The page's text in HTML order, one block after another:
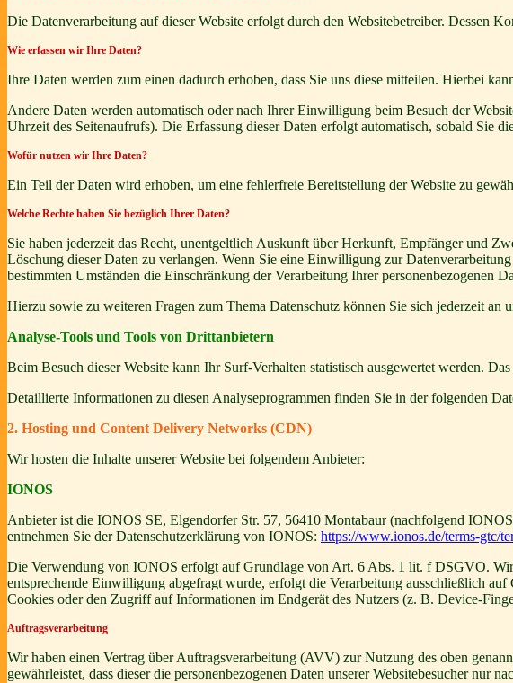
Die Datenverarbeitung auf dieser Website erfolgt durch den Websitebetreiber. Dessen
Wie erfassen wir Ihre Daten?
Ihre Daten werden zum einen dadurch erhoben, dass Sie uns diese mitteilen. Hierbei
Andere Daten werden automatisch oder nach Ihrer Einwilligung beim Besuch der
Uhrzeit des Seitenaufrufs). Die Erfassung dieser Daten erfolgt automatisch, sobald Sie
Wofür nutzen wir Ihre Daten?
Ein Teil der Daten wird erhoben, um eine fehlerfreie Bereitstellung der Website zu
Welche Rechte haben Sie bezüglich Ihrer Daten?
Sie haben jederzeit das Recht, unentgeltlich Auskunft über Herkunft, Empfänger und
Löschung dieser Daten zu verlangen. Wenn Sie eine Einwilligung zur
bestimmten Umständen die Einschränkung der Verarbeitung Ihrer personenbezogenen
Hierzu sowie zu weiteren Fragen zum Thema Datenschutz können Sie sich jederzeit an
Analyse-Tools und Tools von Dritt­anbietern
Beim Besuch dieser Website kann Ihr Surf-Verhalten statistisch ausgewertet werden.
Detaillierte Informationen zu diesen Analyseprogrammen finden Sie in der folgenden
2. Hosting und Content Delivery Networks (CDN)
Wir hosten die Inhalte unserer Website bei folgendem Anbieter:
IONOS
Anbieter ist die IONOS SE, Elgendorfer Str. 57, 56410 Montabaur (nachfolgend
entnehmen Sie der Datenschutzerklärung von IONOS: https://www.ionos.de/terms-gtc/
Die Verwendung von IONOS erfolgt auf Grundlage von Art. 6 Abs. 1 lit. f DSGVO. Wir
entsprechende Einwilligung abgefragt wurde, erfolgt die Verarbeitung ausschließlich
Cookies oder den Zugriff auf Informationen im Endgerät des Nutzers (z. B. Device-
Auftragsverarbeitung
Wir haben einen Vertrag über Auftragsverarbeitung (AVV) zur Nutzung des oben
gewährleistet, dass dieser die personenbezogenen Daten unserer Websitebesucher nur